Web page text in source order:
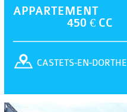
APPARTEMENT
450 € CC
CASTETS-EN-DORTHE